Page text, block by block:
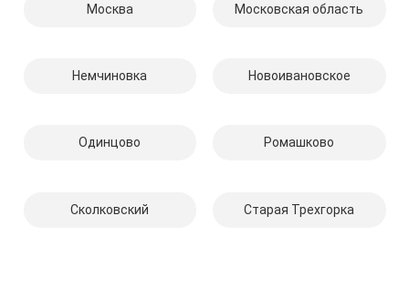
Москва Московская область
Немчиновка Новоивановское
Одинцово Ромашково
Сколковский Старая Трехгорка